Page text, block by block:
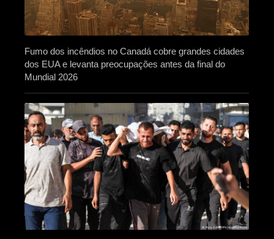
Fumo dos incêndios no Canadá cobre grandes cidades
dos EUA e levanta preocupações antes da final do
Mundial 2026